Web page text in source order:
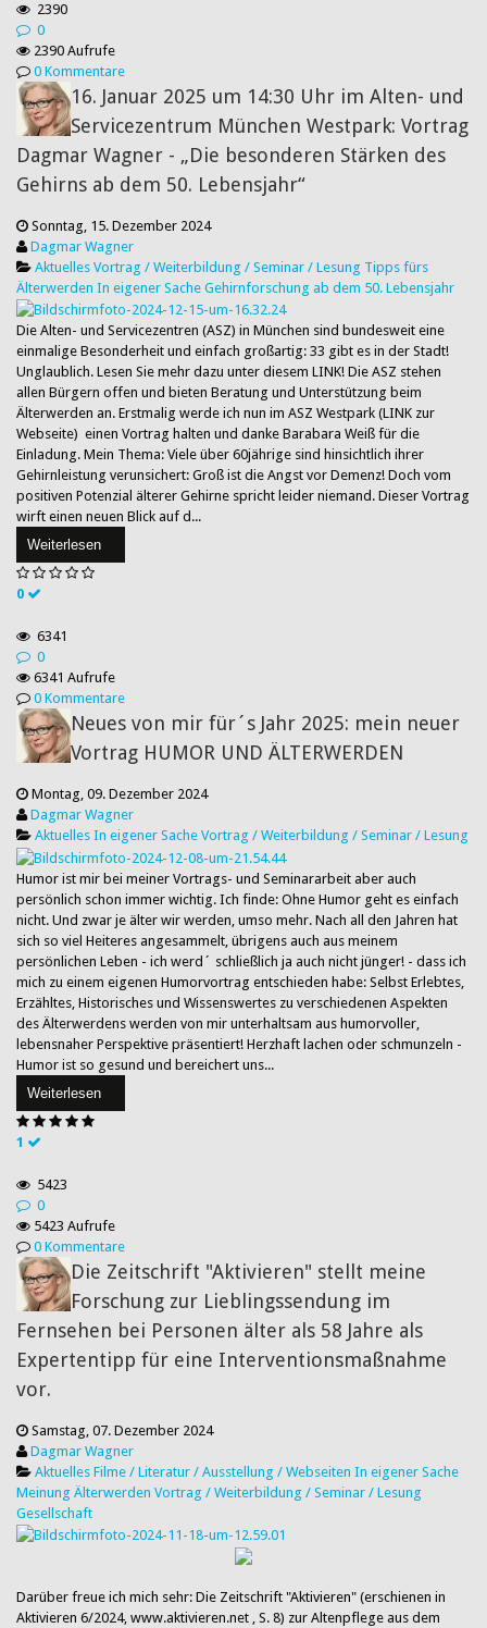
2390
0
2390 Aufrufe
0 Kommentare
16. Januar 2025 um 14:30 Uhr im Alten- und
Servicezentrum München Westpark: Vortrag
Dagmar Wagner - „Die besonderen Stärken des
Gehirns ab dem 50. Lebensjahr“
Sonntag, 15. Dezember 2024
Dagmar Wagner
Aktuelles Vortrag / Weiterbildung / Seminar / Lesung Tipps fürs
Älterwerden In eigener Sache Gehirnforschung ab dem 50. Lebensjahr
Die Alten- und Servicezentren (ASZ) in München sind bundesweit eine
einmalige Besonderheit und einfach großartig: 33 gibt es in der Stadt!
Unglaublich. Lesen Sie mehr dazu unter diesem LINK! Die ASZ stehen
allen Bürgern offen und bieten Beratung und Unterstützung beim
Älterwerden an. Erstmalig werde ich nun im ASZ Westpark (LINK zur
Webseite) einen Vortrag halten und danke Barabara Weiß für die
Einladung. Mein Thema: Viele über 60jährige sind hinsichtlich ihrer
Gehirnleistung verunsichert: Groß ist die Angst vor Demenz! Doch vom
positiven Potenzial älterer Gehirne spricht leider niemand. Dieser Vortrag
wirft einen neuen Blick auf d...
Weiterlesen
0
6341
0
6341 Aufrufe
0 Kommentare
Neues von mir für´s Jahr 2025: mein neuer
Vortrag HUMOR UND ÄLTERWERDEN
Montag, 09. Dezember 2024
Dagmar Wagner
Aktuelles In eigener Sache Vortrag / Weiterbildung / Seminar / Lesung
Humor ist mir bei meiner Vortrags- und Seminararbeit aber auch
persönlich schon immer wichtig. Ich finde: Ohne Humor geht es einfach
nicht. Und zwar je älter wir werden, umso mehr. Nach all den Jahren hat
sich so viel Heiteres angesammelt, übrigens auch aus meinem
persönlichen Leben - ich werd´ schließlich ja auch nicht jünger! - dass ich
mich zu einem eigenen Humorvortrag entschieden habe: Selbst Erlebtes,
Erzähltes, Historisches und Wissenswertes zu verschiedenen Aspekten
des Älterwerdens werden von mir unterhaltsam aus humorvoller,
lebensnaher Perspektive präsentiert! Herzhaft lachen oder schmunzeln -
Humor ist so gesund und bereichert uns...
Weiterlesen
1
5423
0
5423 Aufrufe
0 Kommentare
Die Zeitschrift "Aktivieren" stellt meine
Forschung zur Lieblingssendung im
Fernsehen bei Personen älter als 58 Jahre als
Expertentipp für eine Interventionsmaßnahme
vor.
Samstag, 07. Dezember 2024
Dagmar Wagner
Aktuelles Filme / Literatur / Ausstellung / Webseiten In eigener Sache
Meinung Älterwerden Vortrag / Weiterbildung / Seminar / Lesung
Gesellschaft
Darüber freue ich mich sehr: Die Zeitschrift "Aktivieren" (erschienen in
Aktivieren 6/2024, www.aktivieren.net , S. 8) zur Altenpflege aus dem